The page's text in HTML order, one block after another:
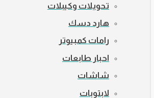
تحويلات وكيبلات
هارد دسك
رامات كمبيوتر
احبار طابعات
شاشات
لابتوبات